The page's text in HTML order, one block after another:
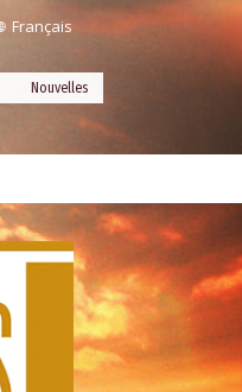
Français
Nouvelles